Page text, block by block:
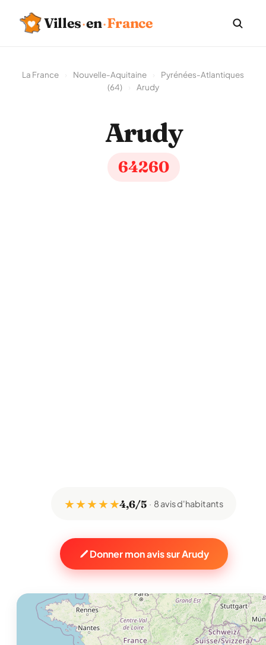
Villes·en·France
La France Nouvelle-Aquitaine
Pyrénées-Atlantiques
(64)
Arudy
Arudy
64260
★ ★ ★ ★ ★4,6/5 8 avis d'habitants
Donner mon avis sur Arudy